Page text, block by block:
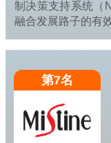
制决策支持系统（
融合发展路子的有
第7名